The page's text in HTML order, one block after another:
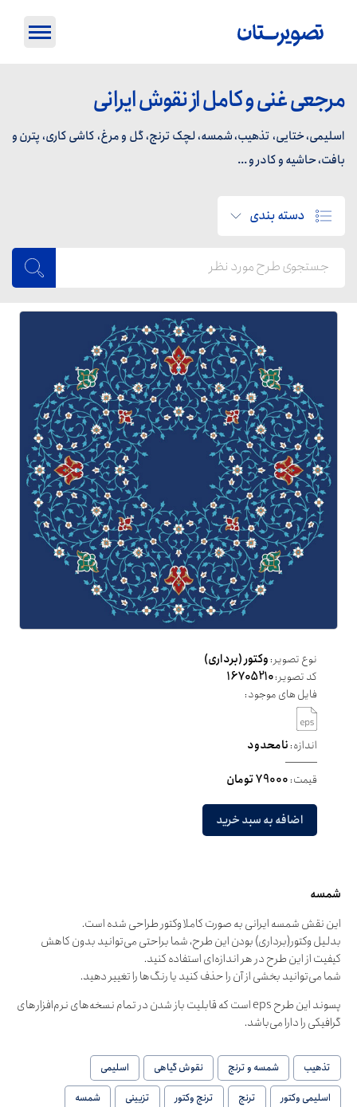
مرجعی غنی و کامل از نقوش ایرانی
اسلیمی، ختایی، تذهیب، شمسه، لچک ترنج، گل و مرغ، کاشی کاری، پترن و
بافت، حاشیه و کادر و ...
دسته بندی
نوع تصویر:وکتور (برداری)
کد تصویر:16705210
فایل های موجود:
اندازه:نامحدود
قیمت:79000 تومان
اضافه به سبد خرید
شمسه
این نقش شمسه ایرانی به صورت کاملا وکتور طراحی شده است.
بدلیل وکتور(برداری) بودن این طرح، شما براحتی می‌توانید بدون کاهش
کیفیت از این طرح در هر اندازه‌ای استفاده کنید.
شما می‌توانید بخشی از آن را حذف کنید یا رنگ‌ها را تغییر دهید.
پسوند این طرح eps است که قابلیت باز شدن در تمام نسخه‌های نرم‌افزارهای
گرافیکی را دارا می‌باشد.
تذهیب شمسه و ترنج نقوش گیاهی
اسلیمی
اسلیمی وکتور
ترنج ترنج وکتور تزیینی
شمسه